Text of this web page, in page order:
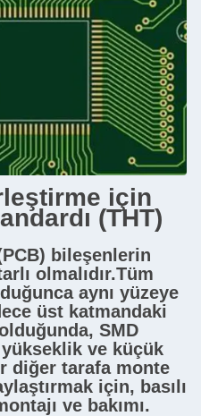
için
(THT)
bileşenlerin
olmalıdır.Tüm
aynı yüzeye
üst katmandaki
SMD
yükseklik ve küçük
diğer tarafa monte
için, basılı
ve bakımı.